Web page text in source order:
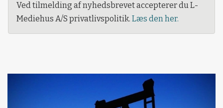
Ved tilmelding af nyhedsbrevet accepterer du L-
Mediehus A/S privatlivspolitik. Læs den her.